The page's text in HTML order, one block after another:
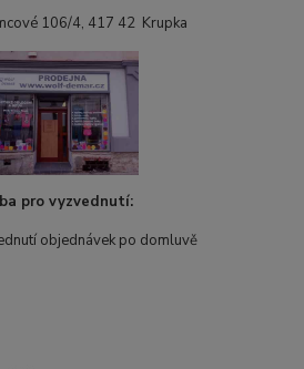
106/4, 417 42 Krupka
pro vyzvednutí:
objednávek po domluvě